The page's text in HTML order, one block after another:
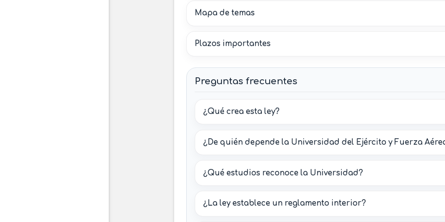
Mapa de temas
Plazos importantes
Preguntas frecuentes
¿Qué crea esta ley?
¿De quién depende la Universidad del Ejército y Fuerza
¿Qué estudios reconoce la Universidad?
¿La ley establece un reglamento interior?